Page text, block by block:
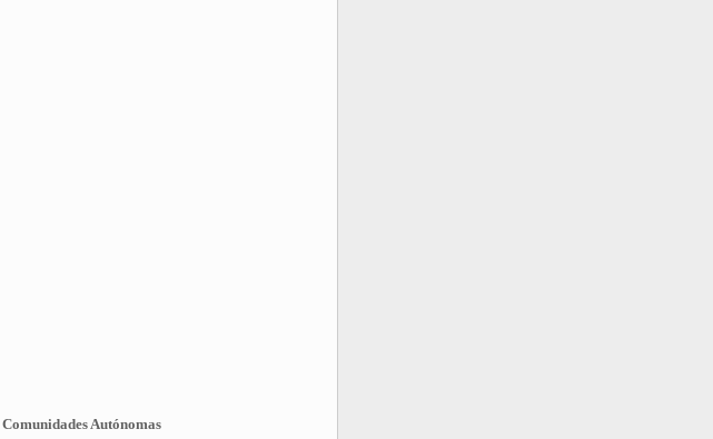
Comunidades Autónomas